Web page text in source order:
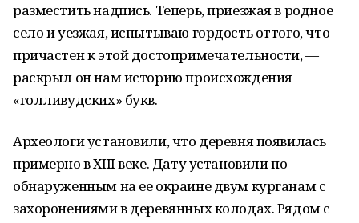
разместить надпись. Теперь, приезжая в родное
село и уезжая, испытываю гордость оттого, что
причастен к этой достопримечательности, —
раскрыл он нам историю происхождения
«голливудских» букв.
Археологи установили, что деревня появилась
примерно в XIII веке. Дату установили по
обнаруженным на ее окраине двум курганам с
захоронениями в деревянных колодах. Рядом с